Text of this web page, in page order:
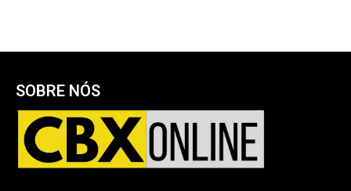
SOBRE NÓS